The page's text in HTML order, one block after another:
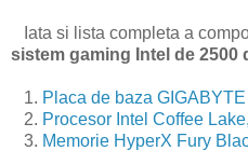
Iata si lista completa a
sistem gaming Intel de 2500
1. Placa de baza
2. Procesor Intel Coffee
3. Memorie HyperX Fury